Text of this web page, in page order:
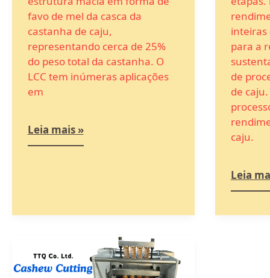
favo de mel da casca da
castanha de caju,
representando cerca de 25%
do peso total da castanha. O
LCC tem inúmeras aplicações
em
Leia mais »
inteiras
para a
de
de
caju.
Leia
completo
para
escolher